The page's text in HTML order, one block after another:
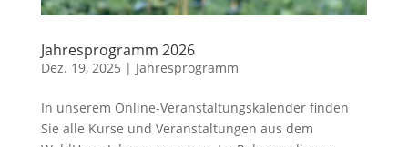
Jahresprogramm 2026
Dez. 19, 2025 | Jahresprogramm
In unserem Online-Veranstaltungskalender finden
Sie alle Kurse und Veranstaltungen aus dem